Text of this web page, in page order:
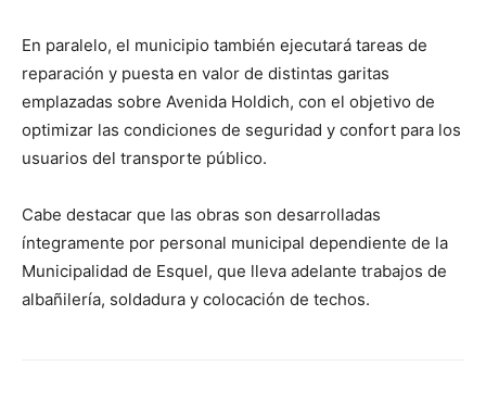
En paralelo, el municipio también ejecutará tareas de
reparación y puesta en valor de distintas garitas
emplazadas sobre Avenida Holdich, con el objetivo de
optimizar las condiciones de seguridad y confort para los
usuarios del transporte público.
Cabe destacar que las obras son desarrolladas
íntegramente por personal municipal dependiente de la
Municipalidad de Esquel, que lleva adelante trabajos de
albañilería, soldadura y colocación de techos.